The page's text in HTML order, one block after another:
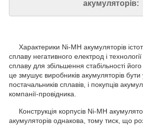
акумуляторів:
Характерики Ni-MH акумуляторів
сплаву негативного електрод і
сплаву для збільшення стабільності його
це змушує виробників акумуляторів
постачальників сплавів, і покупців
компанії-провідника.
Конструкція корпусів Ni-MH
акумуляторів однакова, тому тиск, що